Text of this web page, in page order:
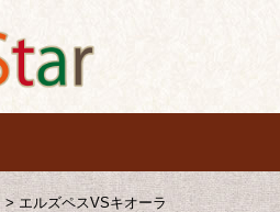
> エルズペスVSキオーラ